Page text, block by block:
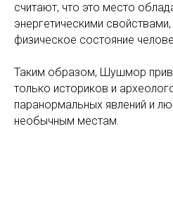
считают, что это место
энергетическими
физическое состояние
Таким образом, Шушмор
только историков и
паранормальных явлений и
необычным местам.